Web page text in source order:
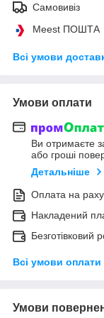
Самовивіз
Meest ПОШТА
Всі умови
Умови оплати
Ви отримаєте
або гроші
Детальніше
Оплата на
Накладений
Всі умови оплати
Умови